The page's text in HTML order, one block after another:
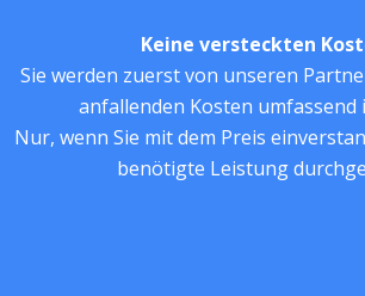
Keine versteckten
Sie werden zuerst von unseren
anfallenden Kosten
Nur, wenn Sie mit dem Preis
benötigte Leistung